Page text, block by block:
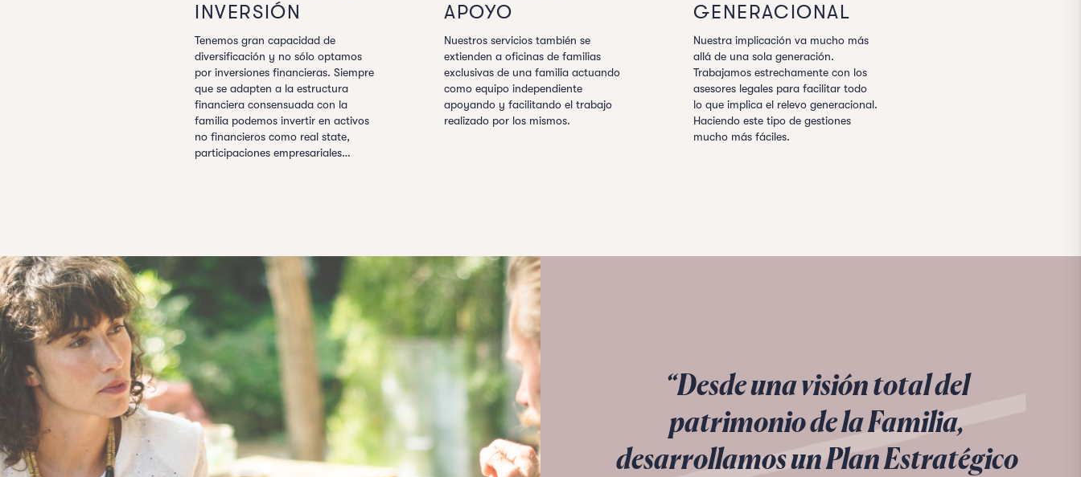
INVERSIÓN
Tenemos gran capacidad de
diversificación y no sólo optamos
por inversiones financieras. Siempre
que se adapten a la estructura
financiera consensuada con la
familia podemos invertir en activos
no financieros como real state,
participaciones empresariales…
APOYO
Nuestros servicios también se
extienden a oficinas de familias
exclusivas de una familia actuando
como equipo independiente
apoyando y facilitando el trabajo
realizado por los mismos.
GENERACIONAL
Nuestra implicación va mucho más
allá de una sola generación.
Trabajamos estrechamente con los
asesores legales para facilitar todo
lo que implica el relevo generacional.
Haciendo este tipo de gestiones
mucho más fáciles.
“Desde una visión total del
patrimonio de la Familia,
desarrollamos un Plan Estratégico